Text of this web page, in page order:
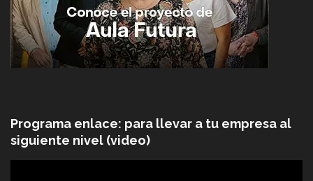
Programa enlace: para llevar a tu empresa al
siguiente nivel (video)